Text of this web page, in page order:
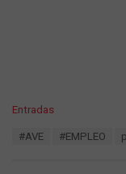
C
Entradas
#AVE #EMPLEO